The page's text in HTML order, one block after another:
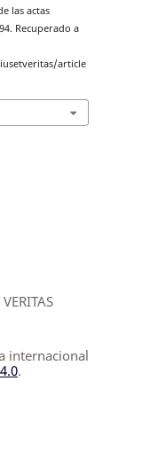
las actas
Recuperado a
article
internacional
.